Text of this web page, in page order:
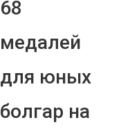
68
медалей
для юных
болгар на